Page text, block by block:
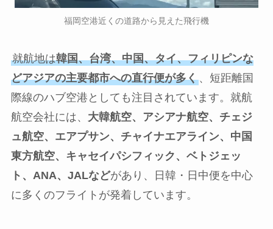
福岡空港近くの道路から見えた飛行機
就航地は韓国、台湾、中国、タイ、フィリピンな
どアジアの主要都市への直行便が多く、短距離国
際線のハブ空港としても注目されています。就航
航空会社には、 大韓航空、アシアナ航空、チェジ
ュ航空、エアプサン、チャイナエアライン、中国
東方航空、キャセイパシフィック、ベトジェッ
ト、ANA、JALなどがあり、日韓・日中便を中心
に多くのフライトが発着しています。